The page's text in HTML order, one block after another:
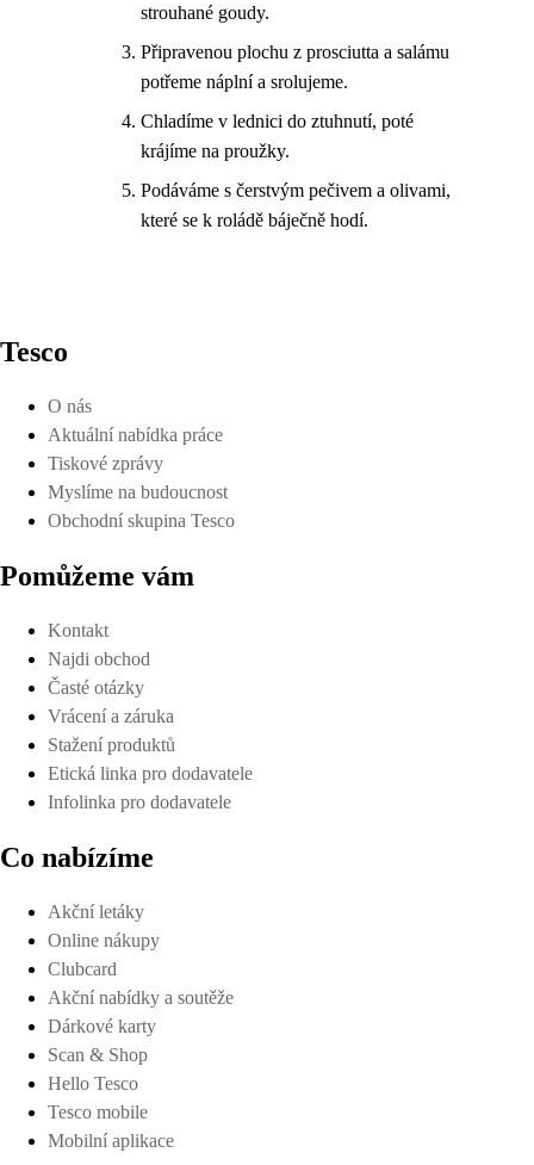
strouhané goudy.
Připravenou plochu z prosciutta a salámu
potřeme náplní a srolujeme.
Chladíme v lednici do ztuhnutí, poté
krájíme na proužky.
Podáváme s čerstvým pečivem a olivami,
které se k roládě báječně hodí.
Tesco
O nás
Aktuální nabídka práce
Tiskové zprávy
Myslíme na budoucnost
Obchodní skupina Tesco
Pomůžeme vám
Kontakt
Najdi obchod
Časté otázky
Vrácení a záruka
Stažení produktů
Etická linka pro dodavatele
Infolinka pro dodavatele
Co nabízíme
Akční letáky
Online nákupy
Clubcard
Akční nabídky a soutěže
Dárkové karty
Scan & Shop
Hello Tesco
Tesco mobile
Mobilní aplikace